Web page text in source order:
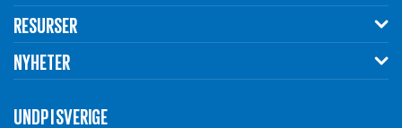
RESURSER
NYHETER
UNDP I SVERIGE